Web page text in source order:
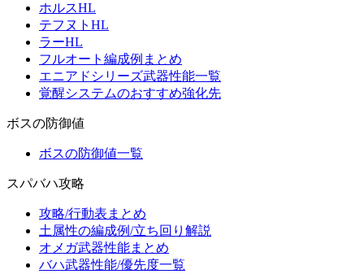
ホルスHL
テフヌトHL
ラーHL
フルオート編成例まとめ
エニアドシリーズ武器性能一覧
覚醒システムのおすすめ強化先
ボスの防御値
ボスの防御値一覧
スパバハ攻略
攻略/行動表まとめ
土属性の編成例/立ち回り解説
オメガ武器性能まとめ
バハ武器性能/優先度一覧